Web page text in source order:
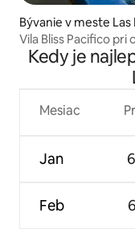
Bývanie v meste Las
Vila Bliss Pacifico pri
Kedy je
Mesiac
Jan
Feb